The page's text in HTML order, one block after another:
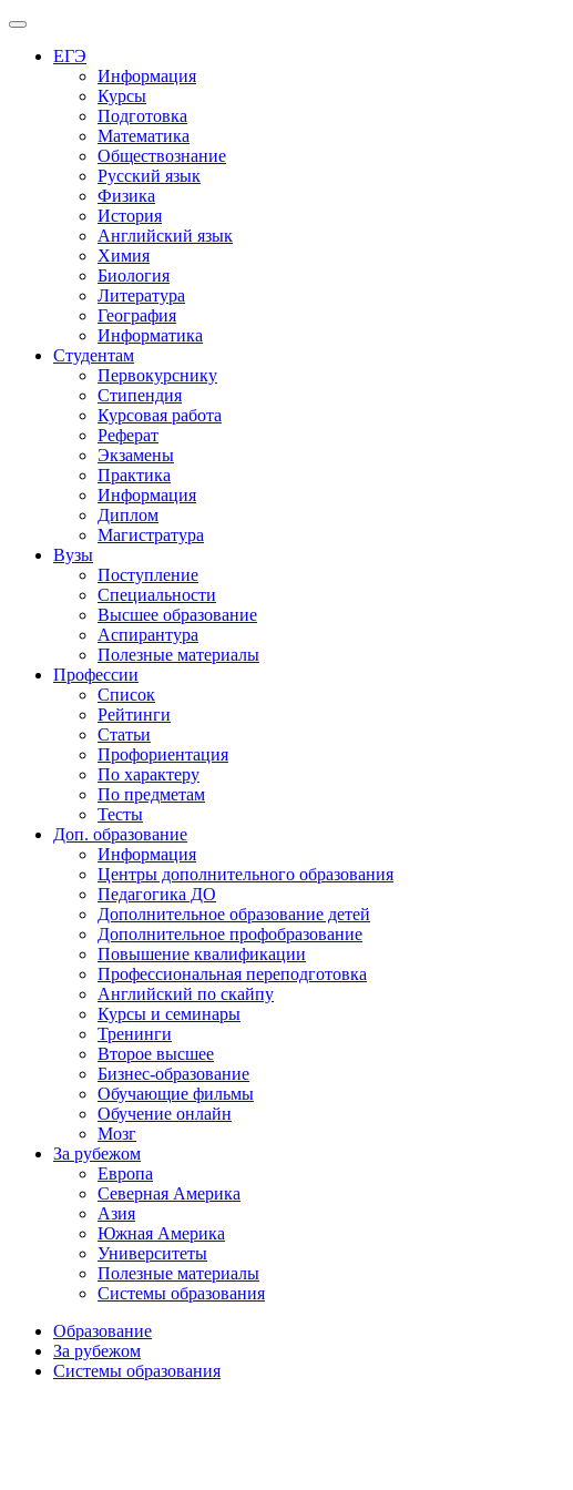
Меню
ЕГЭ
Информация
Курсы
Подготовка
Математика
Обществознание
Русский язык
Физика
История
Английский язык
Химия
Биология
Литература
География
Информатика
Студентам
Первокурснику
Стипендия
Курсовая работа
Реферат
Экзамены
Практика
Информация
Диплом
Магистратура
Вузы
Поступление
Специальности
Высшее образование
Аспирантура
Полезные материалы
Профессии
Список
Рейтинги
Статьи
Профориентация
По характеру
По предметам
Тесты
Доп. образование
Информация
Центры дополнительного образования
Педагогика ДО
Дополнительное образование детей
Дополнительное профобразование
Повышение квалификации
Профессиональная переподготовка
Английский по скайпу
Курсы и семинары
Тренинги
Второе высшее
Бизнес-образование
Обучающие фильмы
Обучение онлайн
Мозг
За рубежом
Европа
Северная Америка
Азия
Южная Америка
Университеты
Полезные материалы
Системы образования
Образование
За рубежом
Системы образования